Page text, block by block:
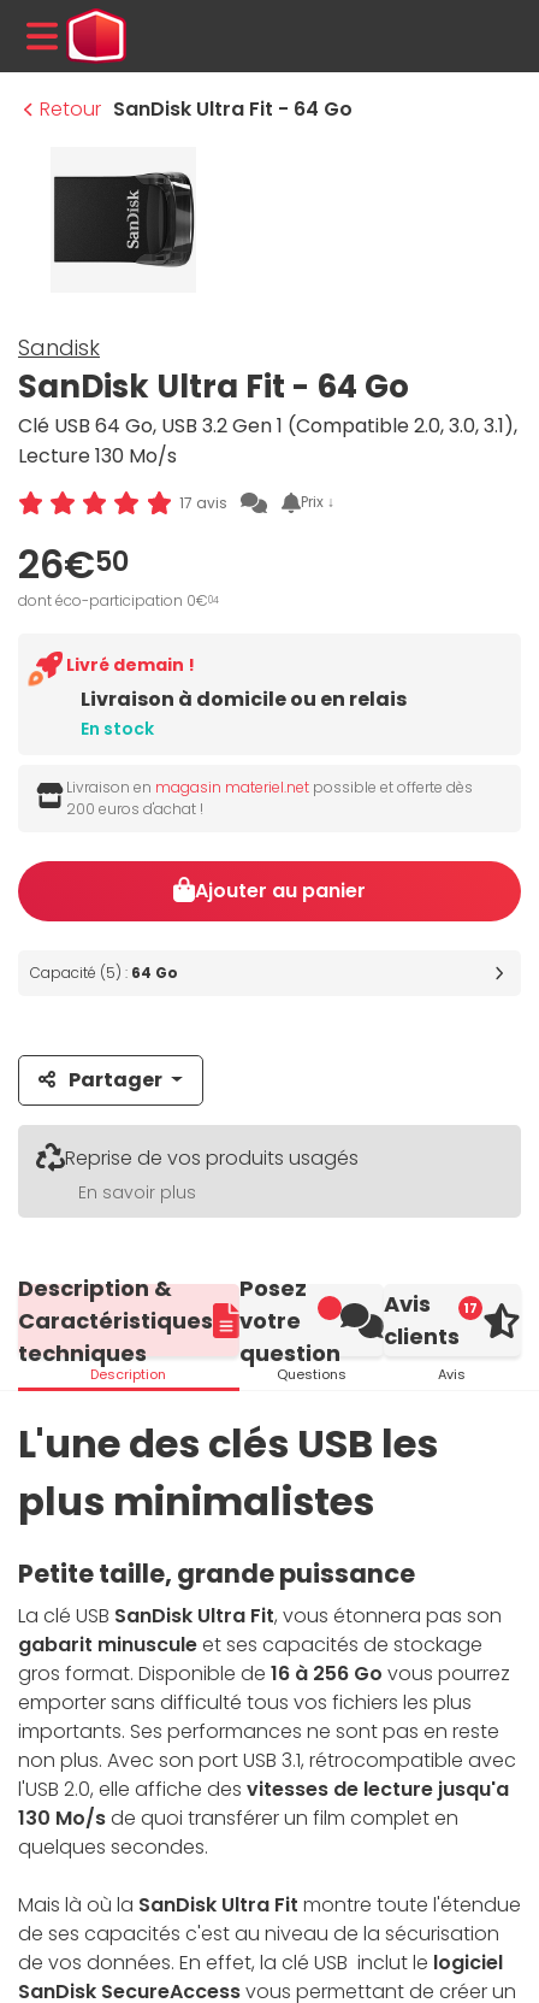
MENU
Retour SanDisk Ultra Fit - 64 Go
Sandisk
SanDisk Ultra Fit - 64 Go
Clé USB 64 Go, USB 3.2 Gen 1 (Compatible 2.0, 3.0, 3.1),
Lecture 130 Mo/s
17 avis Prix ↓
26€50
dont éco-participation 0€04
Livraison à domicile ou en relais
En stock
Livré demain !
Livraison en magasin materiel.net possible et offerte dès
200 euros d'achat !
Ajouter au panier
Capacité (5) : 64 Go
Partager
Reprise de vos produits usagés
En savoir plus
Description &
Caractéristiques
techniques
Description
Posez
votre
question
Questions
17
Avis
clients
Avis
L'une des clés USB les
plus minimalistes
Petite taille, grande puissance
La clé USB SanDisk Ultra Fit, vous étonnera pas son
gabarit minusculeet ses capacités de stockage
gros format. Disponible de 16 à 256 Go vous pourrez
emporter sans difficulté tous vos fichiers les plus
importants. Ses performances ne sont pas en reste
non plus. Avec son port USB 3.1, rétrocompatible avec
l'USB 2.0, elle affiche des vitesses de lecture jusqu'a
130 Mo/sde quoi transférer un film complet en
quelques secondes.
Mais là où la SanDisk Ultra Fit montre toute l'étendue
de ses capacités c'est au niveau de la sécurisation
de vos données. En effet, la clé USB inclut le logiciel
SanDisk SecureAccessvous permettant de créer un